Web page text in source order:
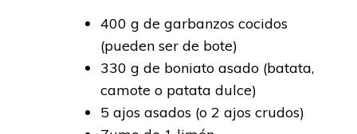
400 g de garbanzos cocidos
(pueden ser de bote)
330 g de boniato asado (batata,
camote o patata dulce)
5 ajos asados (o 2 ajos crudos)